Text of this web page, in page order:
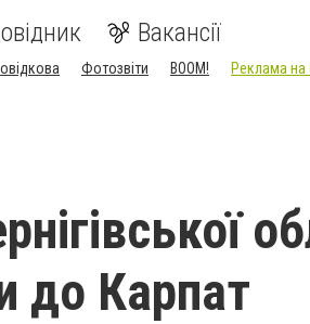
Вакансії
Фотозвіти BOOM! Реклама на
до Карпат